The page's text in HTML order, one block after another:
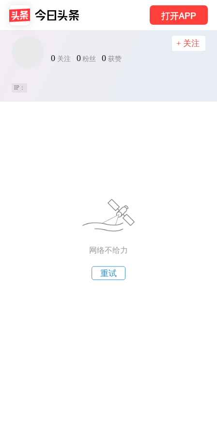
打开APP
0 关注 0 粉丝 0 获赞
+ 关注
IP：
网络不给力
重试